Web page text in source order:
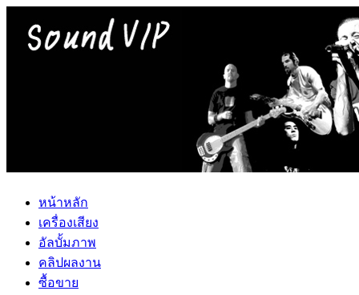
หน้าหลัก
เครื่องเสียง
อัลบั้มภาพ
คลิปผลงาน
ซื้อขาย